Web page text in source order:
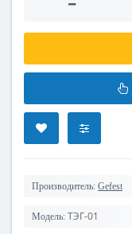
Производитель: Gefest
Модель: ТЭГ-01